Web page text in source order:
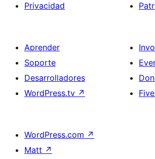
Privacidad
Aprender
Soporte
Desarrolladores
WordPress.tv ↗
WordPress.com ↗
Matt ↗